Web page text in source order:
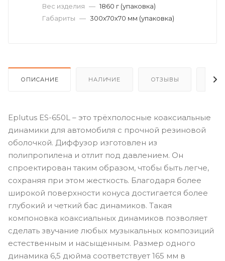
Вес изделия — 1860 г (упаковка)
Габариты — 300х70х70 мм (упаковка)
ОПИСАНИЕ НАЛИЧИЕ ОТЗЫВЫ
Eplutus ES-650L – это трёхполосные коаксиальные
динамики для автомобиля с прочной резиновой
оболочкой. Диффузор изготовлен из
полипропилена и отлит под давлением. Он
спроектирован таким образом, чтобы быть легче,
сохраняя при этом жесткость. Благодаря более
широкой поверхности конуса достигается более
глубокий и четкий бас динамиков. Такая
компоновка коаксиальных динамиков позволяет
сделать звучание любых музыкальных композиций
естественным и насыщенным. Размер одного
динамика 6,5 дюйма соответствует 165 мм в